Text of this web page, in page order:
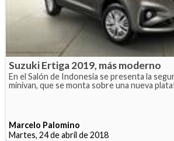
Suzuki Ertiga 2019, más moderno
En el Salón de Indonesia se presenta la
minivan, que se monta sobre una nueva
Marcelo Palomino
Martes, 24 de abril de 2018